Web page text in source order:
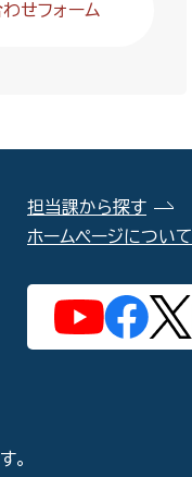
せフォーム
。
担当課から探す
ホームページについて